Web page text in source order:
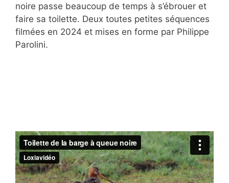
noire passe beaucoup de temps à s’ébrouer et
faire sa toilette. Deux toutes petites séquences
filmées en 2024 et mises en forme par Philippe
Parolini.